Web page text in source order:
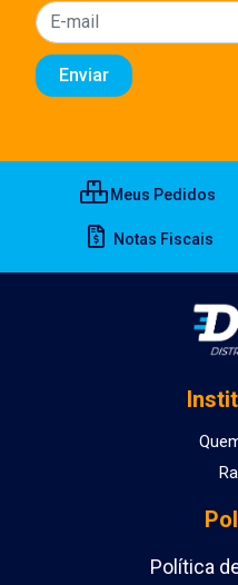
Meus Pedidos
Notas Fiscais
Política